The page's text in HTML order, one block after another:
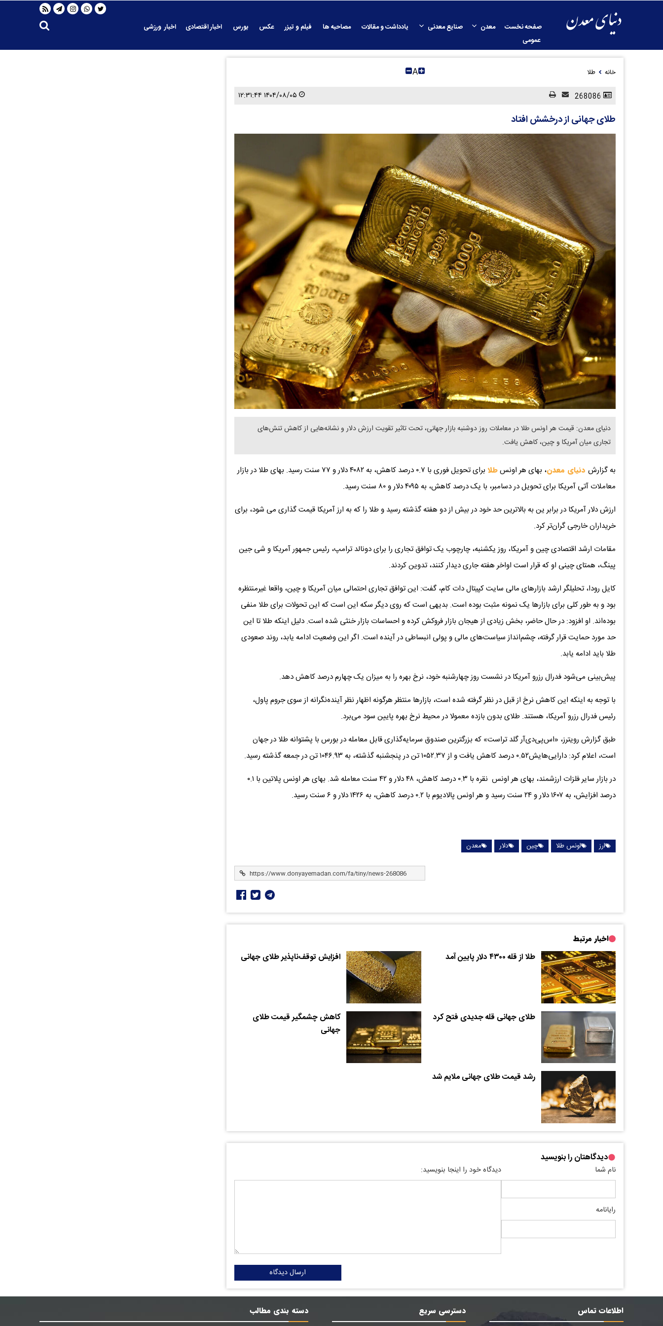
صفحه نخست معدن صنایع معدنی یادداشت و مقالات مصاحبه ها فیلم و تیزر عکس بورس اخبار اقتصادی
اخبار ورزشی
عمومی
خانه طلا A
۱۴۰۴/۰۸/۰۵ ۱۲:۳۱:۴۴
طلای جهانی از درخشش افتاد
دنیای معدن: ​قیمت هر اونس طلا در معاملات روز دوشنبه بازار جهانی، تحت تاثیر تقویت ارزش دلار و نشانه‌هایی از کاهش تنش‌های
تجاری میان آمریکا و چین، کاهش یافت.
به گزارش دنیای معدن، بهای هر اونسطلا
برای تحویل فوری با ۰.۷ درصد کاهش، به ۴۰۸۲ دلار و ۷۷ سنت رسید. بهای طلا در بازار
معاملات آتی آمریکا برای تحویل در دسامبر، با یک درصد کاهش، به ۴۰۹۵ دلار و ۸۰ سنت رسید.
ارزش دلار آمریکا در برابر ین به بالاترین حد خود در بیش از دو هفته گذشته رسید و طلا را که به ارز آمریکا قیمت گذاری می شود، برای
خریداران خارجی گران‌تر کرد.
مقامات ارشد اقتصادی چین و آمریکا، روز یکشنبه، چارچوب یک توافق تجاری را برای دونالد ترامپ، رئیس جمهور آمریکا و شی جین
پینگ، همتای چینی او که قرار است اواخر هفته جاری دیدار کنند، تدوین کردند.
کایل رودا، تحلیلگر ارشد بازارهای مالی سایت کپیتال دات کام، گفت: این توافق تجاری احتمالی میان آمریکا و چین، واقعا غیرمنتظره
بود و به طور کلی برای بازارها یک نمونه مثبت بوده است. بدیهی است که روی دیگر سکه این است که این تحولات برای طلا منفی
بوده‌اند. او افزود: در حال حاضر، بخش زیادی از هیجان بازار فروکش کرده و احساسات بازار خنثی شده است. دلیل اینکه طلا تا این
حد مورد حمایت قرار گرفته، چشم‌انداز سیاست‌های مالی و پولی انبساطی در آینده است. اگر این وضعیت ادامه یابد، روند صعودی
طلا باید ادامه یابد.
پیش‌بینی می‌شود فدرال رزرو آمریکا در نشست روز چهارشنبه خود، نرخ بهره را به میزان یک چهارم درصد کاهش دهد.
با توجه به اینکه این کاهش نرخ از قبل در نظر گرفته شده است، بازارها منتظر هرگونه اظهار نظر آینده‌نگرانه از سوی جروم پاول،
رئیس فدرال رزرو آمریکا، هستند. طلای بدون بازده معمولا در محیط نرخ بهره پایین سود می‌برد.
طبق گزارش رویترز، «اس‌پی‌دی‌آر گلد تراست» که بزرگترین صندوق سرمایه‌گذاری قابل معامله در بورس با پشتوانه طلا در جهان
است، اعلام کرد: دارایی‌هایش۰.۵۲ درصد کاهش یافت و از ۱۰۵۲.۳۷ تن در پنجشنبه گذشته، به ۱۰۴۶.۹۳ تن در جمعه گذشته رسید.
در بازار سایر فلزات ارزشمند، بهای هر اونس نقره با ۰.۳ درصد کاهش، ۴۸ دلار و ۴۲ سنت معامله شد. بهای هر اونس پلاتین با ۰.۱
درصد افزایش، به ۱۶۰۷ دلار و ۲۴ سنت رسید و هر اونس پالادیوم با ۰.۲ درصد کاهش، به ۱۴۲۶ دلار و ۶ سنت رسید.
ارز اونس طلا چین دلار معدن
اخبار مرتبط
طلا از قله ۴۳۰۰ دلار پایین آمد افزایش توقف‌ناپذیر طلای جهانی
طلای جهانی قله جدیدی فتح کرد
کاهش چشمگیر قیمت طلای
جهانی
رشد قیمت طلای جهانی ملایم شد
دیدگاهتان را بنویسید
نام شما
رایانامه
دیدگاه خود را اینجا بنویسید:
ارسال دیدگاه
اطلاعات تماس دسترسی سریع دسته بندی مطالب